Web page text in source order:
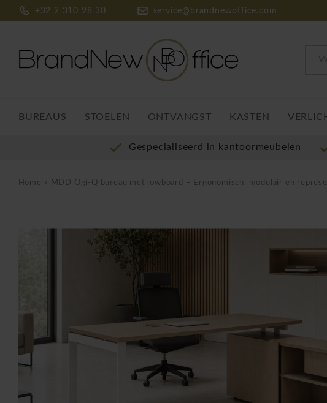
+32 2 310 98 30 service@brandnewoffice.com
BUREAUS STOELEN ONTVANGST KASTEN
Gespecialiseerd in kantoormeubelen
Home MDD Ogi-Q bureau met lowboard – Ergonomisch, modulair en representatief